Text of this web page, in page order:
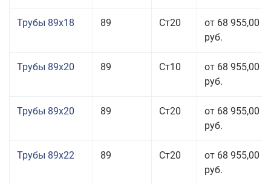
Трубы 89x18 89 Ст20
от 68 955,00
руб.
Трубы 89x20 89 Ст10
от 68 955,00
руб.
Трубы 89x20 89 Ст20
от 68 955,00
руб.
Трубы 89x22 89 Ст20
от 68 955,00
руб.